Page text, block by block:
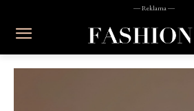
― Reklama ―